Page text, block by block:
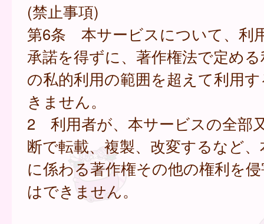
(禁止事項)
第6条 本サービスについて、利
承諾を得ずに、著作権法で定め
の私的利用の範囲を超えて利用
きません。
2 利用者が、本サービスの全部
断で転載、複製、改変するなど
に係わる著作権その他の権利を
はできません。